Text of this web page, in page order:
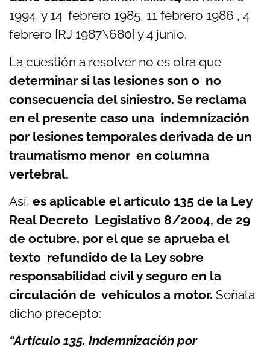
1994, y 14 febrero 1985, 11 febrero 1986 , 4
febrero [RJ 1987\680] y 4 junio.
La cuestión a resolver no es otra que
determinar si las lesiones son o no
consecuencia del siniestro. Se reclama
en el presente caso una indemnización
por lesiones temporales derivada de un
traumatismo menor en columna
vertebral.
Así, es aplicable el artículo 135 de la Ley
Real Decreto Legislativo 8/2004, de 29
de octubre, por el que se aprueba el
texto refundido de la Ley sobre
responsabilidad civil y seguro en la
circulación de vehículos a motor. Señala
dicho precepto:
“Artículo 135. Indemnización por